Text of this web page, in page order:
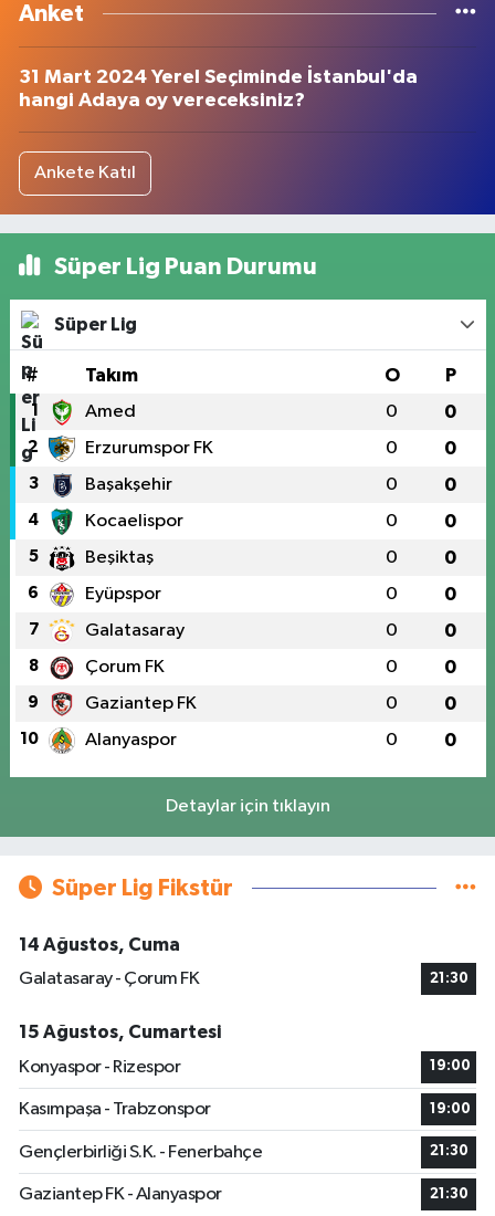
Anket
31 Mart 2024 Yerel Seçiminde İstanbul'da
hangi Adaya oy vereceksiniz?
Ankete Katıl
Süper Lig Puan Durumu
Süper Lig
# Takım O P
1 Amed 0 0
2 Erzurumspor FK 0 0
3 Başakşehir 0 0
4 Kocaelispor 0 0
5 Beşiktaş 0 0
6 Eyüpspor 0 0
7 Galatasaray 0 0
8 Çorum FK 0 0
9 Gaziantep FK 0 0
10 Alanyaspor 0 0
Detaylar için tıklayın
Süper Lig Fikstür
14 Ağustos, Cuma
Galatasaray - Çorum FK
21:30
15 Ağustos, Cumartesi
Konyaspor - Rizespor
19:00
Kasımpaşa - Trabzonspor 19:00
Gençlerbirliği S.K. - Fenerbahçe 21:30
Gaziantep FK - Alanyaspor 21:30